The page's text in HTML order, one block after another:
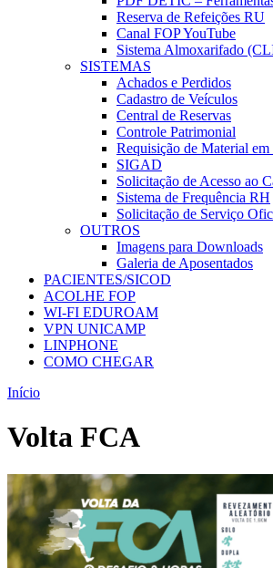
Reserva de Refeições RU
Canal FOP YouTube
Sistema Almoxarifado
SISTEMAS
Achados e Perdidos
Cadastro de Veículos
Central de Reservas
Controle Patrimonial
Requisição de Material em
SIGAD
Solicitação de Acesso ao
Sistema de Frequência RH
Solicitação de Serviço
OUTROS
Imagens para Downloads
Galeria de Aposentados
PACIENTES/SICOD
ACOLHE FOP
WI-FI EDUROAM
VPN UNICAMP
LINPHONE
COMO CHEGAR
Início
Volta FCA